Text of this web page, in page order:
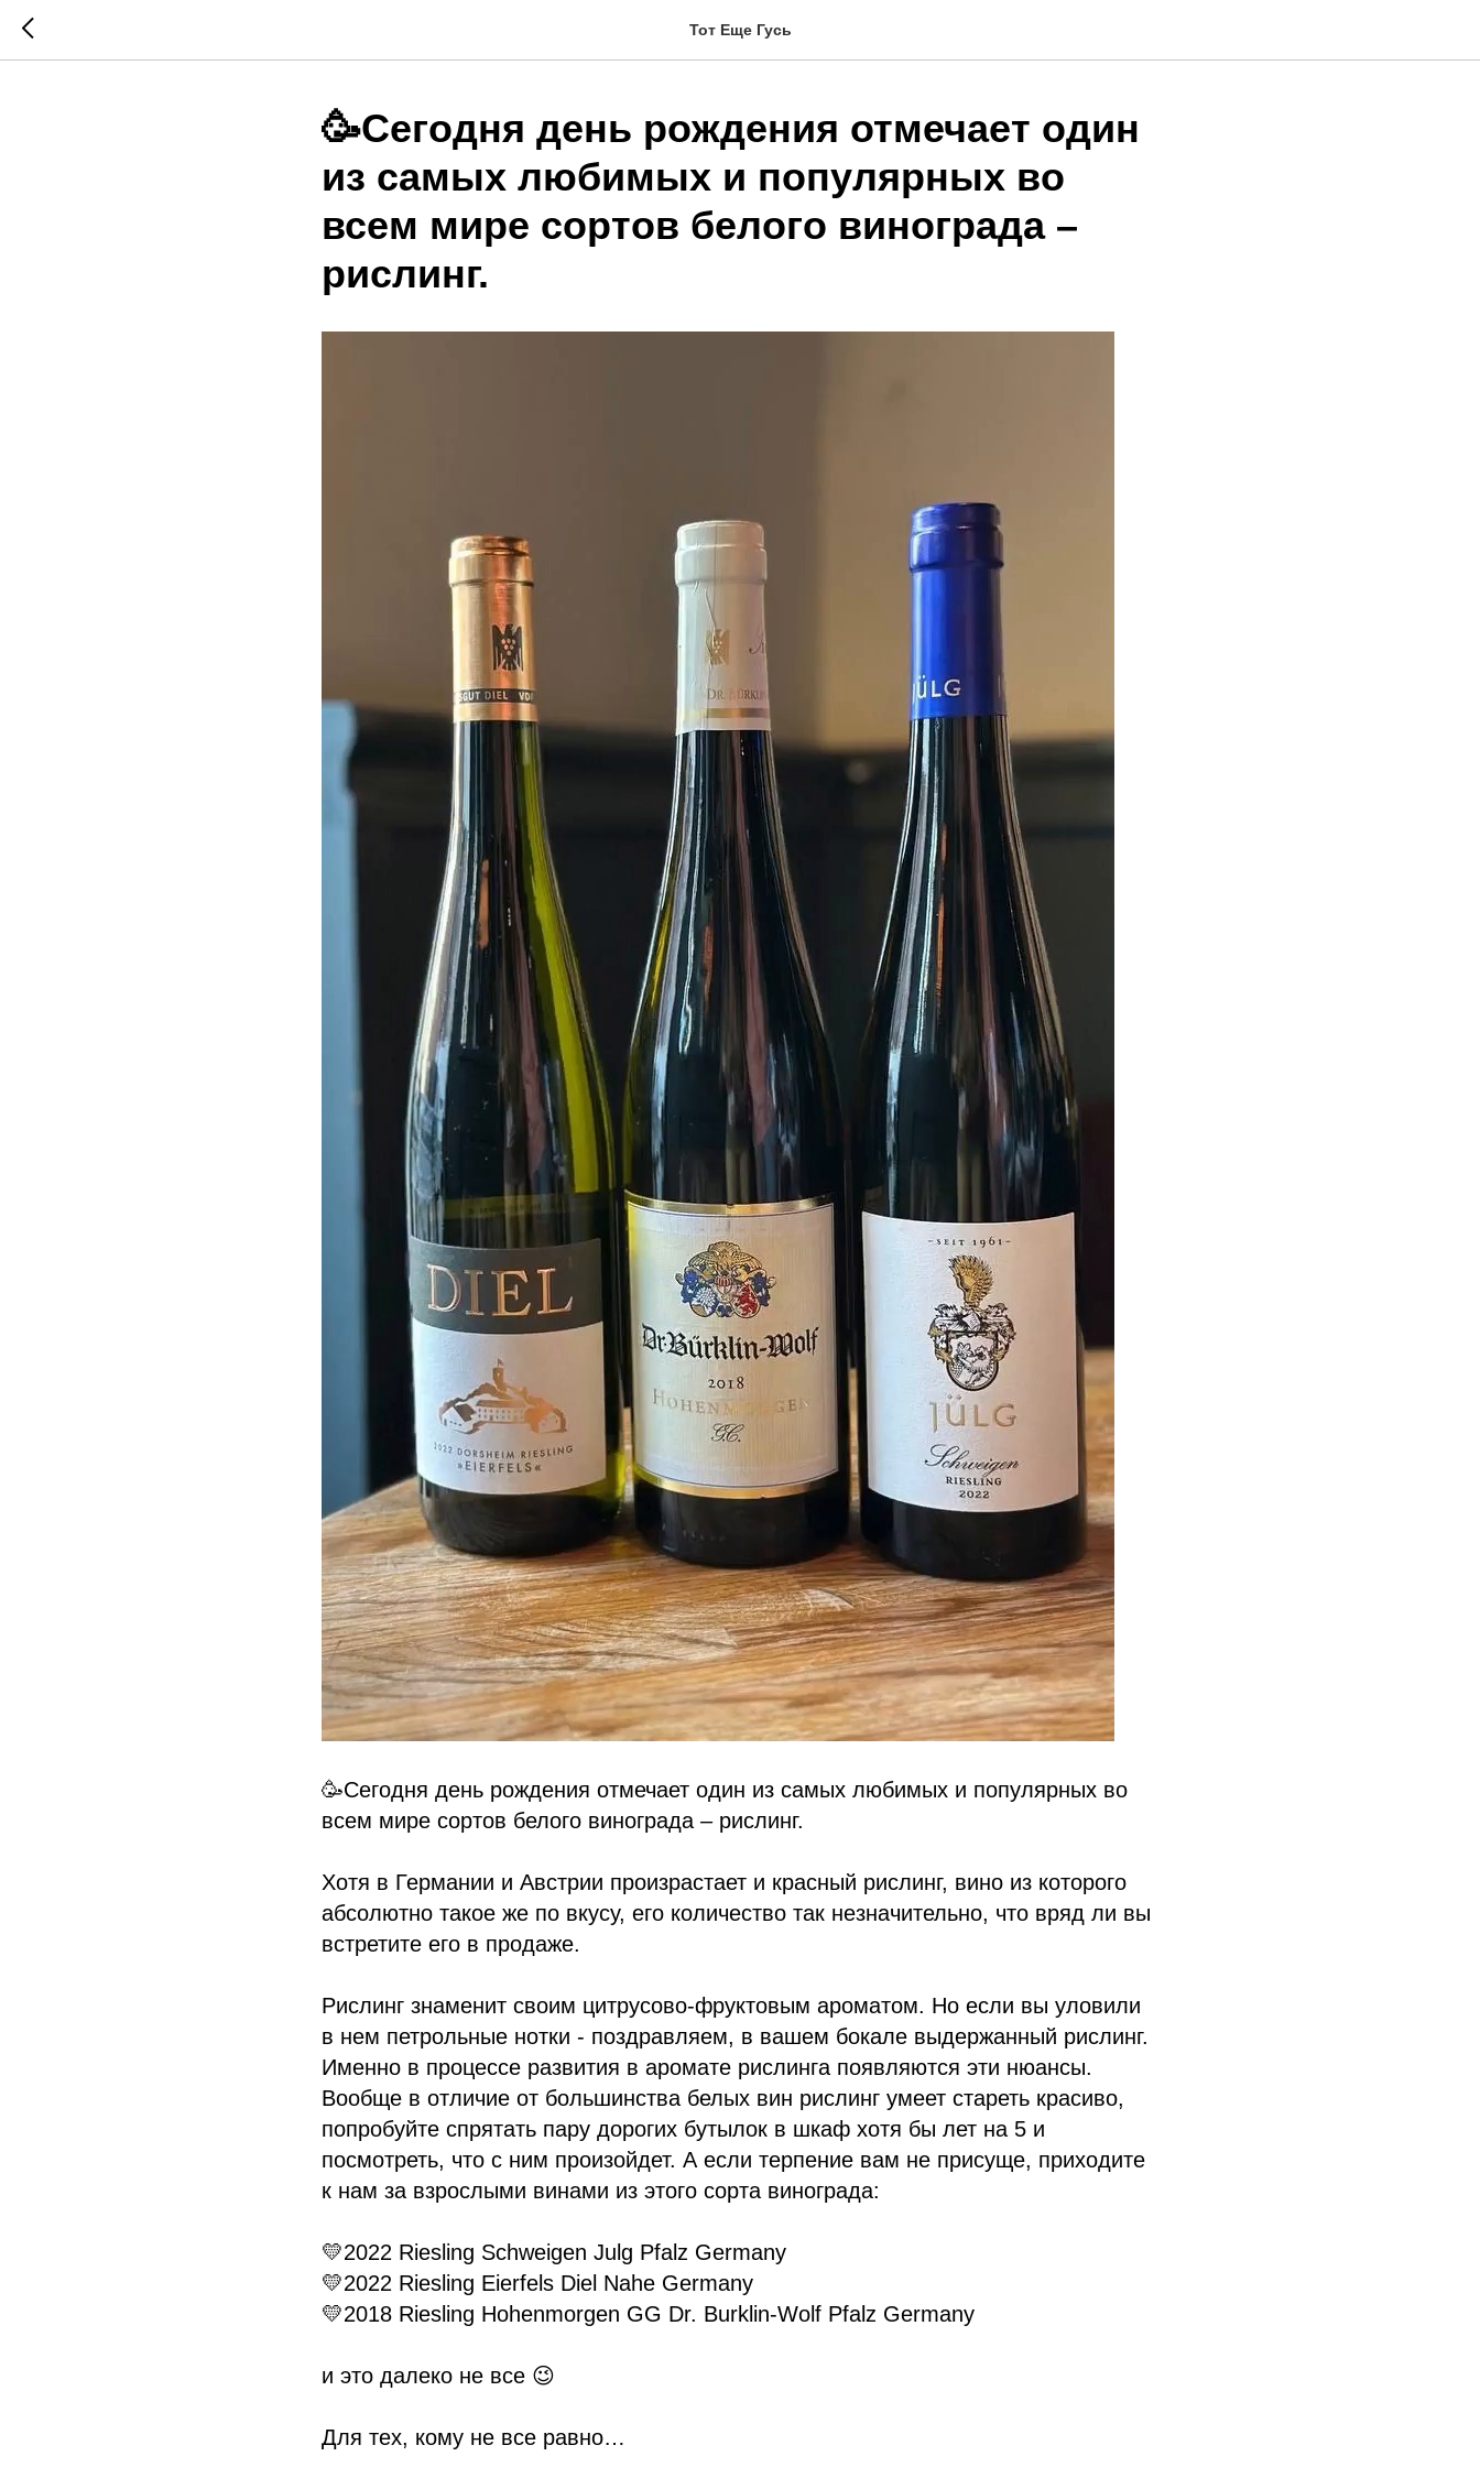
Тот Еще Гусь
🥳Сегодня день рождения отмечает один
из самых любимых и популярных во
всем мире сортов белого винограда –
рислинг.
🥳Сегодня день рождения отмечает один из самых любимых и популярных во
всем мире сортов белого винограда – рислинг.
Хотя в Германии и Австрии произрастает и красный рислинг, вино из которого
абсолютно такое же по вкусу, его количество так незначительно, что вряд ли вы
встретите его в продаже.
Рислинг знаменит своим цитрусово-фруктовым ароматом. Но если вы уловили
в нем петрольные нотки - поздравляем, в вашем бокале выдержанный рислинг.
Именно в процессе развития в аромате рислинга появляются эти нюансы.
Вообще в отличие от большинства белых вин рислинг умеет стареть красиво,
попробуйте спрятать пару дорогих бутылок в шкаф хотя бы лет на 5 и
посмотреть, что с ним произойдет. А если терпение вам не присуще, приходите
к нам за взрослыми винами из этого сорта винограда:
💛2022 Riesling Schweigen Julg Pfalz Germany
💛2022 Riesling Eierfels Diel Nahe Germany
💛2018 Riesling Hohenmorgen GG Dr. Burklin-Wolf Pfalz Germany
и это далеко не все 😉
Для тех, кому не все равно…